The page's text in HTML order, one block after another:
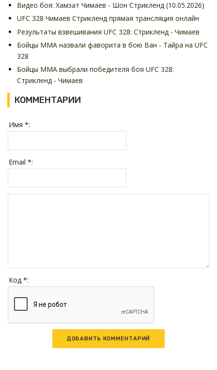
Видео боя: Хамзат Чимаев - Шон Стрикленд (10.05.2026)
UFC 328 Чимаев Стрикленд прямая трансляция онлайн
Результаты взвешивания UFC 328: Стрикленд - Чимаев
Бойцы ММА назвали фаворита в бою Ван - Тайра на UFC
328
Бойцы ММА выбрали победителя боя UFC 328:
Стрикленд - Чимаев
КОММЕНТАРИИ
Имя *:
Email *:
Код *: